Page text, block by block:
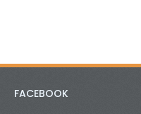
FACEBOOK